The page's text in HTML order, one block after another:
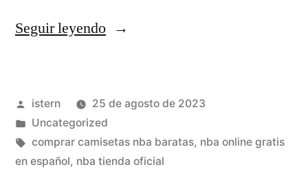
Seguir leyendo«Camisetas
Publicado
por
istern
25 de agosto de 2023
Publicado
en
Uncategorized
Etiquetas:
comprar camisetas nba baratas, nba online gratis
en español, nba tienda oficial